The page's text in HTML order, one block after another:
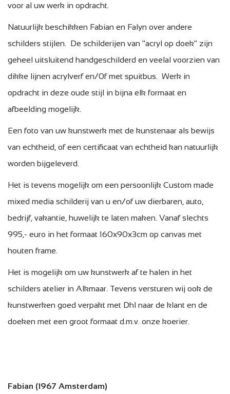
voor al uw werk in opdracht.
Natuurlijk beschikken Fabian en Falyn over andere
schilders stijlen. De schilderijen van "acryl op doek" zijn
geheel uitsluitend handgeschilderd en veelal voorzien van
dikke lijnen acrylverf en/0f met spuitbus. Werk in
opdracht in deze oude stijl in bijna elk formaat en
afbeelding mogelijk.
Een foto van uw kunstwerk met de kunstenaar als bewijs
van echtheid, of een certificaat van echtheid kan natuurlijk
worden bijgeleverd.
Het is tevens mogelijk om een persoonlijk Custom made
mixed media schilderij van u en/of uw dierbaren, auto,
bedrijf, vakantie, huwelijk te laten maken. Vanaf slechts
995,- euro in het formaat 160x90x3cm op canvas met
houten frame.
Het is mogelijk om uw kunstwerk af te halen in het
schilders atelier in Alkmaar. Tevens versturen wij ook de
kunstwerken goed verpakt met Dhl naar de klant en de
doeken met een groot formaat d.m.v. onze koerier.
Fabian (1967 Amsterdam)